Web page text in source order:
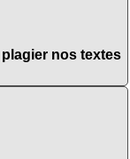
nos textes